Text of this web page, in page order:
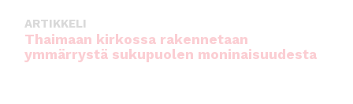
ARTIKKELI
Thaimaan kirkossa rakennetaan
ymmärrystä sukupuolen moninaisuudesta